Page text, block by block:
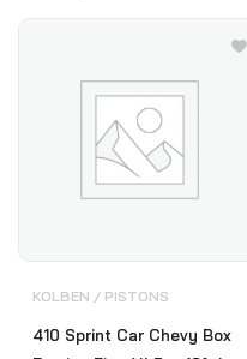
5
KOLBEN / PISTONS
410 Sprint Car Chevy Box